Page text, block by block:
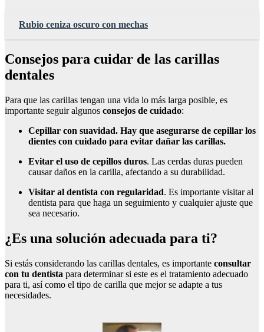
Rubio ceniza oscuro con mechas
Consejos para cuidar de las carillas
dentales
Para que las carillas tengan una vida lo más larga posible, es
importante seguir algunos consejos de cuidado:
Cepillar con suavidad. Hay que asegurarse de cepillar los
dientes con cuidado para evitar dañar las carillas.
Evitar el uso de cepillos duros. Las cerdas duras pueden
causar daños en la carilla, afectando a su durabilidad.
Visitar al dentista con regularidad. Es importante visitar al
dentista para que haga un seguimiento y cualquier ajuste que
sea necesario.
¿Es una solución adecuada para ti?
Si estás considerando las carillas dentales, es importante consultar
con tu dentista para determinar si este es el tratamiento adecuado
para ti, así como el tipo de carilla que mejor se adapte a tus
necesidades.